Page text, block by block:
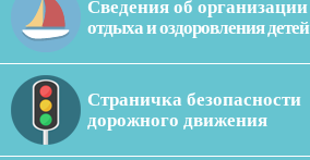
Сведения об организации
отдыха и оздоровления детей
Страничка безопасности
дорожного движения